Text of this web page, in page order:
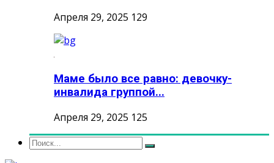
Апреля 29, 2025 129
Маме было все равно: девочку-
инвалида группой...
Апреля 29, 2025 125